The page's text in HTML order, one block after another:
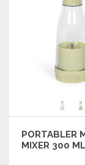
PORTABLER
MIXER 300